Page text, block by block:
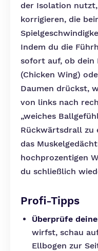
der Isolation
korrigieren, die
Indem du die
sofort auf, ob dein
(Chicken Wing)
Daumen drückst,
von links nach
„weiches
Rückwärtsdrall
das
hochprozentigen
du schließlich
Profi-Tipps
Überprüfe
wirfst, schau
Ellbogen zur